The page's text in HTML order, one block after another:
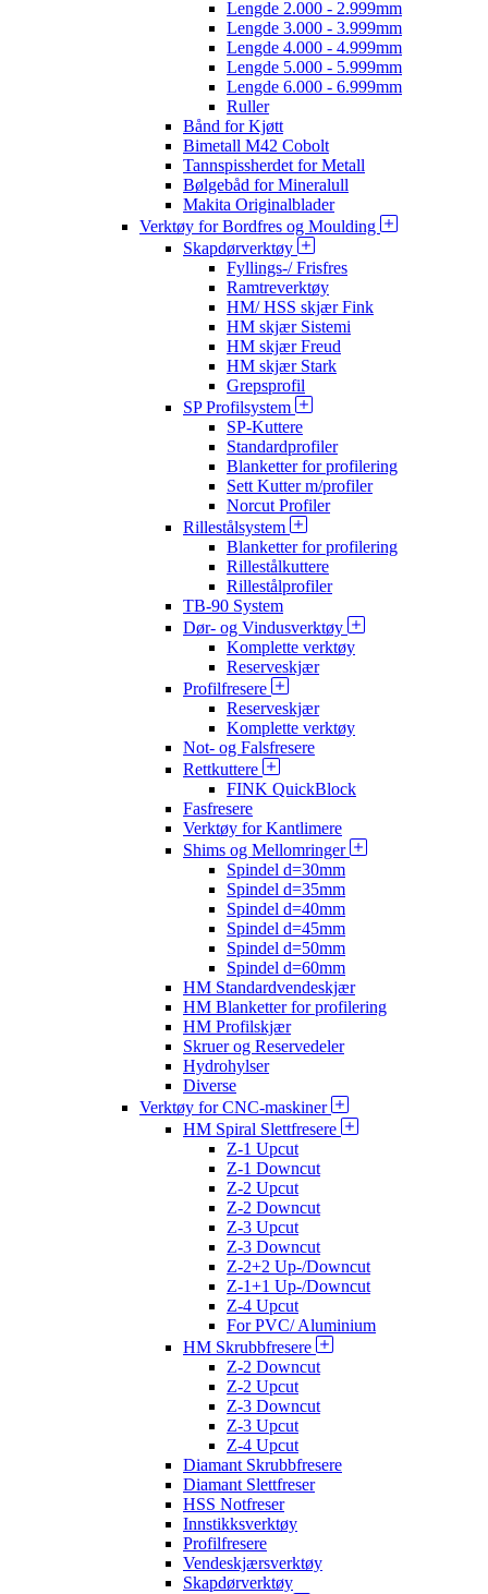
Lengde 2.000 - 2.999mm
Lengde 3.000 - 3.999mm
Lengde 4.000 - 4.999mm
Lengde 5.000 - 5.999mm
Lengde 6.000 - 6.999mm
Ruller
Bånd for Kjøtt
Bimetall M42 Cobolt
Tannspissherdet for Metall
Bølgebåd for Mineralull
Makita Originalblader
Verktøy for Bordfres og Moulding
Skapdørverktøy
Fyllings-/ Frisfres
Ramtreverktøy
HM/ HSS skjær Fink
HM skjær Sistemi
HM skjær Freud
HM skjær Stark
Grepsprofil
SP Profilsystem
SP-Kuttere
Standardprofiler
Blanketter for profilering
Sett Kutter m/profiler
Norcut Profiler
Rillestålsystem
Blanketter for profilering
Rillestålkuttere
Rillestålprofiler
TB-90 System
Dør- og Vindusverktøy
Komplette verktøy
Reserveskjær
Profilfresere
Reserveskjær
Komplette verktøy
Not- og Falsfresere
Rettkuttere
FINK QuickBlock
Fasfresere
Verktøy for Kantlimere
Shims og Mellomringer
Spindel d=30mm
Spindel d=35mm
Spindel d=40mm
Spindel d=45mm
Spindel d=50mm
Spindel d=60mm
HM Standardvendeskjær
HM Blanketter for profilering
HM Profilskjær
Skruer og Reservedeler
Hydrohylser
Diverse
Verktøy for CNC-maskiner
HM Spiral Slettfresere
Z-1 Upcut
Z-1 Downcut
Z-2 Upcut
Z-2 Downcut
Z-3 Upcut
Z-3 Downcut
Z-2+2 Up-/Downcut
Z-1+1 Up-/Downcut
Z-4 Upcut
For PVC/ Aluminium
HM Skrubbfresere
Z-2 Downcut
Z-2 Upcut
Z-3 Downcut
Z-3 Upcut
Z-4 Upcut
Diamant Skrubbfresere
Diamant Slettfreser
HSS Notfreser
Innstikksverktøy
Profilfresere
Vendeskjærsverktøy
Skapdørverktøy